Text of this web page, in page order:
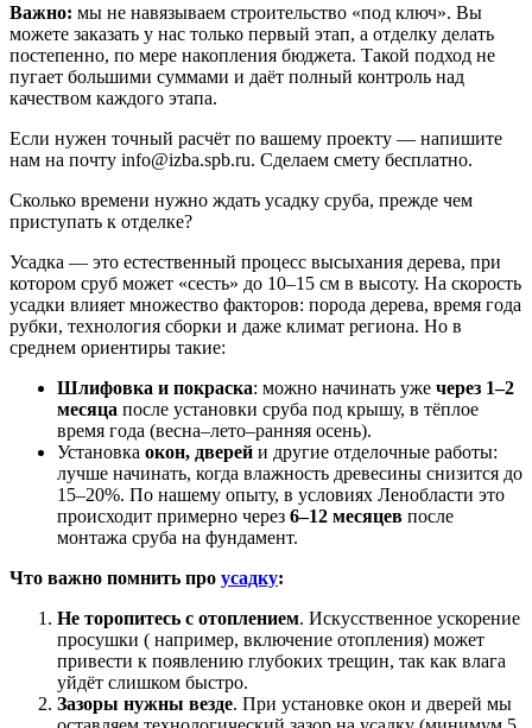
Важно: мы не навязываем строительство «под ключ». Вы
можете заказать у нас только первый этап, а отделку делать
постепенно, по мере накопления бюджета. Такой подход не
пугает большими суммами и даёт полный контроль над
качеством каждого этапа.
Если нужен точный расчёт по вашему проекту — напишите
нам на почту info@izba.spb.ru. Сделаем смету бесплатно.
Сколько времени нужно ждать усадку сруба, прежде чем
приступать к отделке?
Усадка — это естественный процесс высыхания дерева, при
котором сруб может «сесть» до 10–15 см в высоту. На скорость
усадки влияет множество факторов: порода дерева, время года
рубки, технология сборки и даже климат региона. Но в
среднем ориентиры такие:
Шлифовка и покраска: можно начинать уже через 1–2
месяца после установки сруба под крышу, в тёплое
время года (весна–лето–ранняя осень).
Установка окон, дверей и другие отделочные работы:
лучше начинать, когда влажность древесины снизится до
15–20%. По нашему опыту, в условиях Ленобласти это
происходит примерно через 6–12 месяцев после
монтажа сруба на фундамент.
Что важно помнить про усадку:
Не торопитесь с отоплением. Искусственное ускорение
просушки ( например, включение отопления) может
привести к появлению глубоких трещин, так как влага
уйдёт слишком быстро.
Зазоры нужны везде. При установке окон и дверей мы